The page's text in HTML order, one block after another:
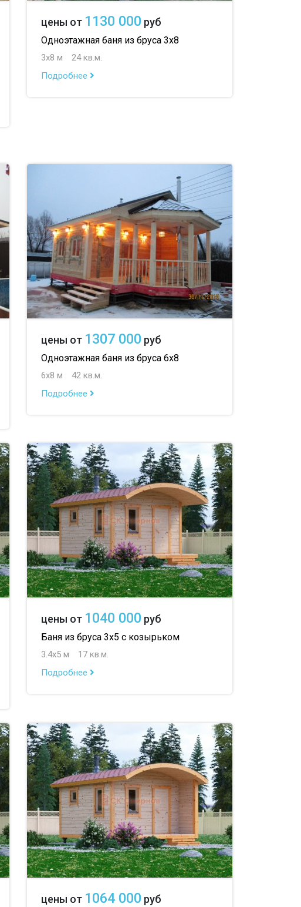
цены от 1130 000 руб
Одноэтажная баня из бруса 3х8
3х8 м
24 кв.м.
Подробнее
цены от 1307 000 руб
Одноэтажная баня из бруса 6х8
6х8 м
42 кв.м.
Подробнее
цены от 1040 000 руб
Баня из бруса 3х5 с козырьком
3.4х5 м
17 кв.м.
Подробнее
цены от 1064 000 руб